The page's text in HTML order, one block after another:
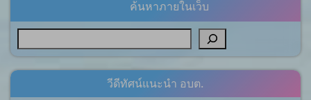
ค้นหาภายในเว็บ
วีดีทัศน์แนะนำ อบต.